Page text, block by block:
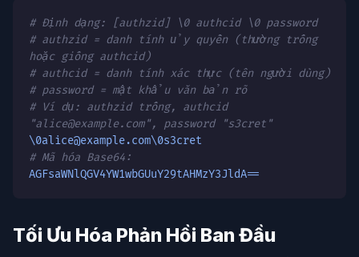
# Định dạng: [authzid] \0 authcid \0 password
# authzid = danh tính ủy quyền (thường trống
hoặc giống authcid)
# authcid = danh tính xác thực (tên người dùng)
# password = mật khẩu văn bản rõ
# Ví dụ: authzid trống, authcid
"alice@example.com", password "s3cret"
\0alice@example.com\0s3cret
# Mã hóa Base64:
AGFsaWNlQGV4YW1wbGUuY29tAHMzY3JldA==
Tối Ưu Hóa Phản Hồi Ban Đầu